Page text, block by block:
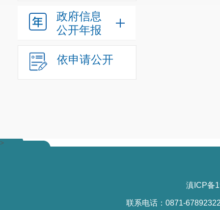
政府信息
公开年报
依申请公开
>
滇ICP备
联系电话：0871-